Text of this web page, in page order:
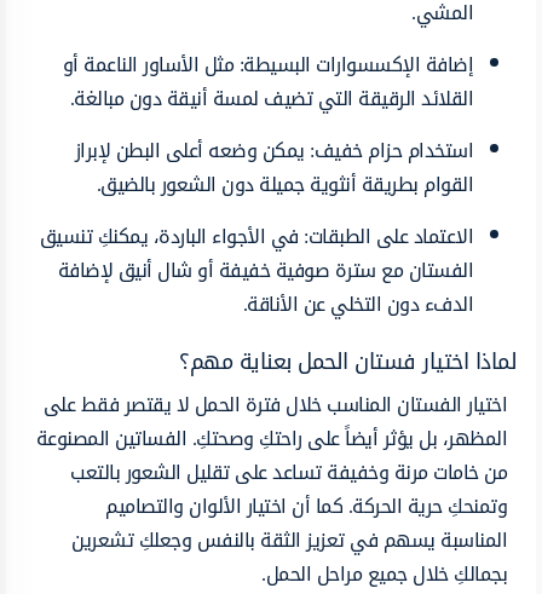
المشي.
إضافة الإكسسوارات البسيطة: مثل الأساور الناعمة أو
القلائد الرقيقة التي تضيف لمسة أنيقة دون مبالغة.
استخدام حزام خفيف: يمكن وضعه أعلى البطن لإبراز
القوام بطريقة أنثوية جميلة دون الشعور بالضيق.
الاعتماد على الطبقات: في الأجواء الباردة، يمكنكِ تنسيق
الفستان مع سترة صوفية خفيفة أو شال أنيق لإضافة
الدفء دون التخلي عن الأناقة.
لماذا اختيار فستان الحمل بعناية مهم؟
اختيار الفستان المناسب خلال فترة الحمل لا يقتصر فقط على
المظهر، بل يؤثر أيضاً على راحتكِ وصحتكِ. الفساتين المصنوعة
من خامات مرنة وخفيفة تساعد على تقليل الشعور بالتعب
وتمنحكِ حرية الحركة. كما أن اختيار الألوان والتصاميم
المناسبة يسهم في تعزيز الثقة بالنفس وجعلكِ تشعرين
بجمالكِ خلال جميع مراحل الحمل.